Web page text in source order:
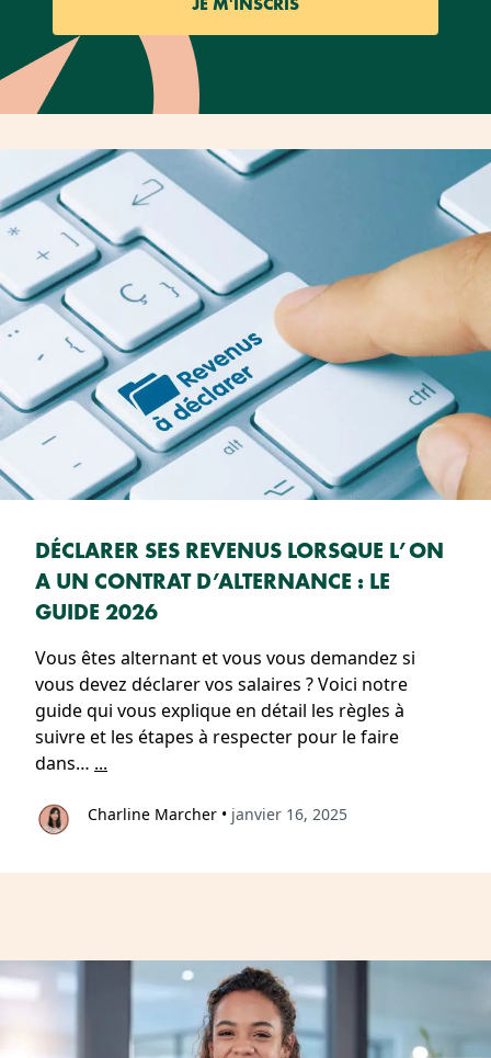
DÉCLARER SES REVENUS LORSQUE L’ON
A UN CONTRAT D’ALTERNANCE : LE
GUIDE 2026
Vous êtes alternant et vous vous demandez si
vous devez déclarer vos salaires ? Voici notre
guide qui vous explique en détail les règles à
suivre et les étapes à respecter pour le faire
dans… ...
Charline Marcher • janvier 16, 2025